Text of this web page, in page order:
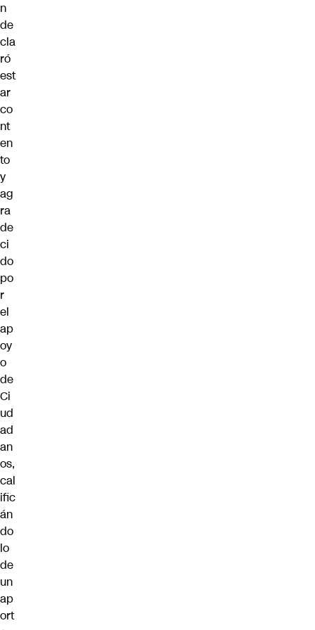
n
de
cla
ró
est
ar
co
nt
en
to
y
ag
ra
de
ci
do
po
r
el
ap
oy
o
de
Ci
ud
ad
an
os,
cal
ific
án
do
lo
de
un
ap
ort